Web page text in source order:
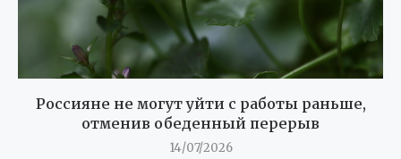
Россияне не могут уйти с работы раньше,
отменив обеденный перерыв
14/07/2026